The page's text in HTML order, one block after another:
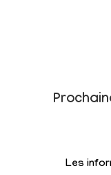
Les